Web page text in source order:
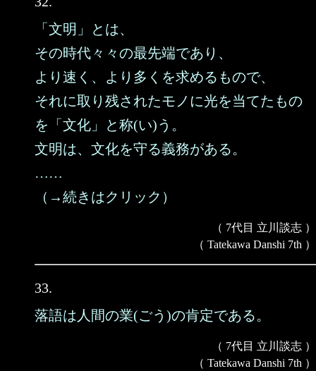
「文明」とは、
その時代々々の最先端であり、
より速く、より多くを求めるもので、
それに取り残されたモノに光を当てたもの
を「文化」と称(い)う。
文明は、文化を守る義務がある。
……
（→続きはクリック）
（ 7代目 立川談志 ）
（ Tatekawa Danshi 7th ）
33.
落語は人間の業(ごう)の肯定である。
（ 7代目 立川談志 ）
（ Tatekawa Danshi 7th ）